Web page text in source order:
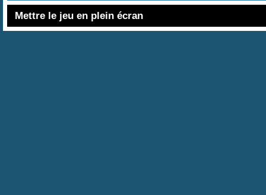
Mettre le jeu en plein écran